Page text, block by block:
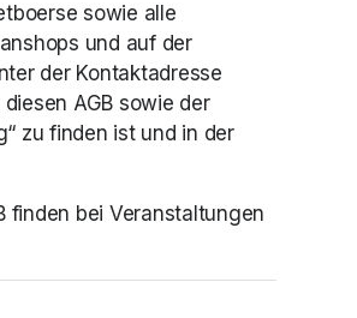
sowie alle
und auf der
der Kontaktadresse
AGB sowie der
zu finden ist und in der
finden bei Veranstaltungen